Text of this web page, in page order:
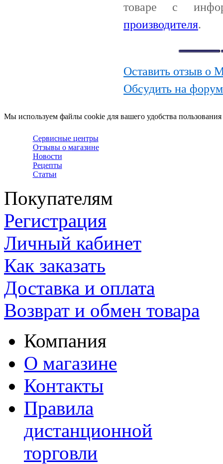
товаре с
производителя.
Оставить отзыв о
Обсудить на
Мы используем файлы cookie для вашего удобства
Сервисные центры
Отзывы о магазине
Новости
Рецепты
Статьи
Покупателям
Регистрация
Личный кабинет
Как заказать
Доставка и оплата
Возврат и обмен товара
Компания
О магазине
Контакты
Правила
дистанционной
торговли